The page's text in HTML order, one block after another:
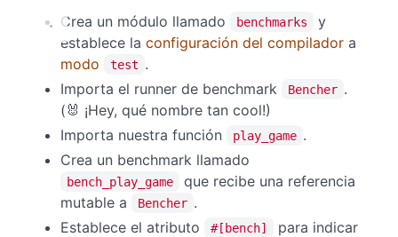
Crea un módulo llamado benchmarks
y
establece la configuración del compilador a
modo
test .
Importa el runner de benchmark
Bencher .
(🐰 ¡Hey, qué nombre tan cool!)
Importa nuestra función
play_game .
Crea un benchmark llamado
bench_play_game
que recibe una referencia
mutable a
Bencher .
Establece el atributo
#[bench]
para indicar